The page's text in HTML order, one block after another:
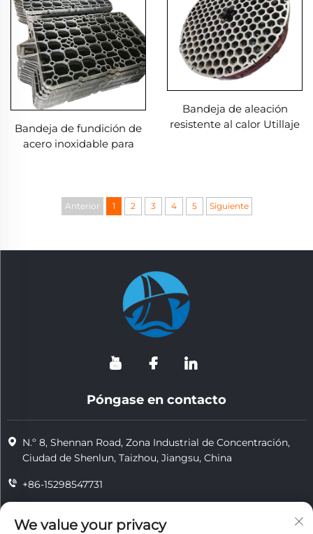
Bandeja de fundición de
acero inoxidable para
Bandeja de aleación
resistente al calor Utillaje
Anterior 1 2 3 4 5 Siguiente
Póngase en contacto
N.º 8, Shennan Road, Zona Industrial de Concentración,
Ciudad de Shenlun, Taizhou, Jiangsu, China
+86-15298547731
We value your privacy